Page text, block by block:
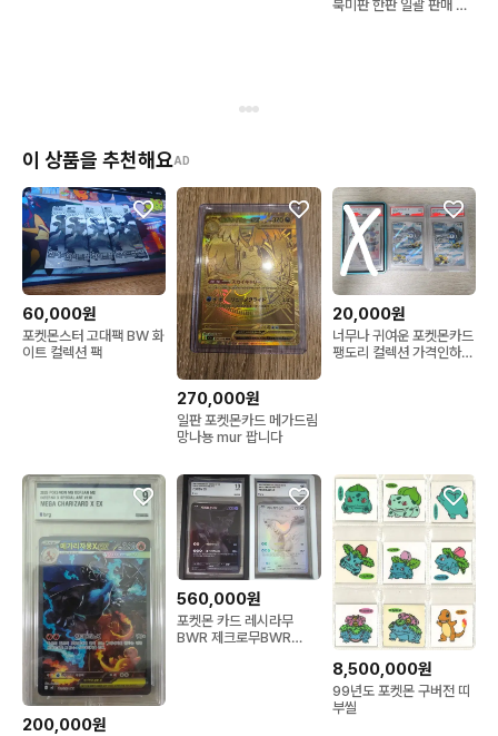
북미판 한판 일괄 판매 합
이 상품을 추천해요AD
60,000원
포켓몬스터 고대팩 BW 화
이트 컬렉션 팩
270,000원
일판 포켓몬카드 메가드림
망나뇽 mur 팝니다
20,000원
너무나 귀여운 포켓몬카드
팽도리 컬렉션 가격인하
200,000원
560,000원
포켓몬 카드 레시라무
BWR 제크로무BWR
8,500,000원
99년도 포켓몬 구버전 띠
부씰